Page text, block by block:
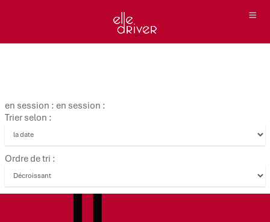
en session : en session :
Trier selon :
Ordre de tri :